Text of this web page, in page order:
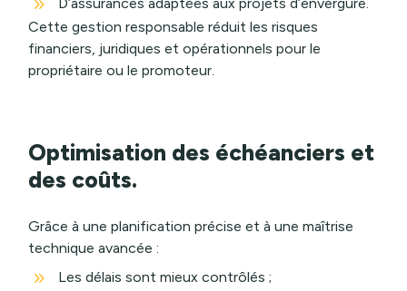
Cette gestion responsable réduit les risques
financiers, juridiques et opérationnels pour le
propriétaire ou le promoteur.
Optimisation des échéanciers et
des coûts.
Grâce à une planification précise et à une maîtrise
technique avancée :
9 Les délais sont mieux contrôlés ;